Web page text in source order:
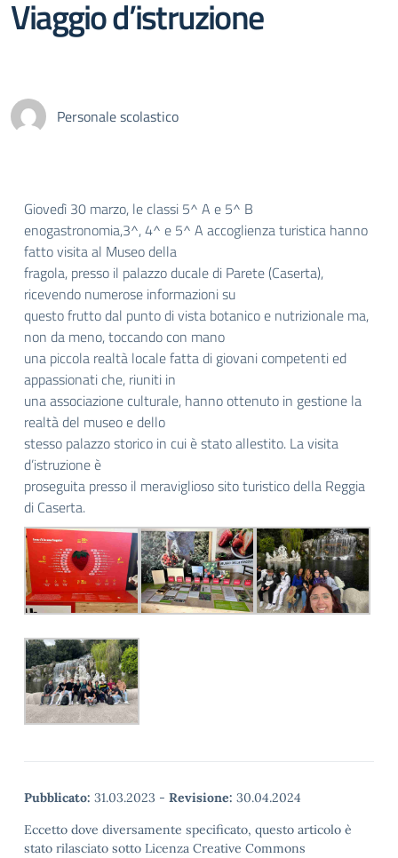
Viaggio d’istruzione
Personale scolastico
Giovedì 30 marzo, le classi 5^ A e 5^ B
enogastronomia,3^, 4^ e 5^ A accoglienza turistica hanno
fatto visita al Museo della
fragola, presso il palazzo ducale di Parete (Caserta),
ricevendo numerose informazioni su
questo frutto dal punto di vista botanico e nutrizionale ma,
non da meno, toccando con mano
una piccola realtà locale fatta di giovani competenti ed
appassionati che, riuniti in
una associazione culturale, hanno ottenuto in gestione la
realtà del museo e dello
stesso palazzo storico in cui è stato allestito. La visita
d’istruzione è
proseguita presso il meraviglioso sito turistico della Reggia
di Caserta.
Pubblicato: 31.03.2023 - Revisione: 30.04.2024
Eccetto dove diversamente specificato, questo articolo è
stato rilasciato sotto Licenza Creative Commons